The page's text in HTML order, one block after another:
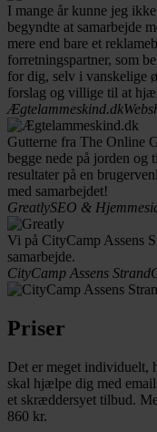
I mange år kunne jeg
begyndte at samarbejde
mere end bare et
forretningspartner, som
for dig, selv i vanskelige
forslag og villige til at
Ægtelammeskind.dk
Gutterne fra The Online
begge nede på jorden og
resultater på en
med samarbejdet!
GreatlySEO &
Vi på CityCamp Assens
samarbejde.
CityCamp Assens Strand
Priser
Det er meget individuelt,
skal hjælpe dig med
et skræddersyet tilbud.
860 kr.